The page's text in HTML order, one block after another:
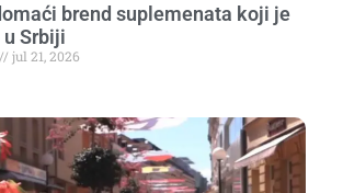
brend suplemenata koji je
Srbiji
jul 21, 2026